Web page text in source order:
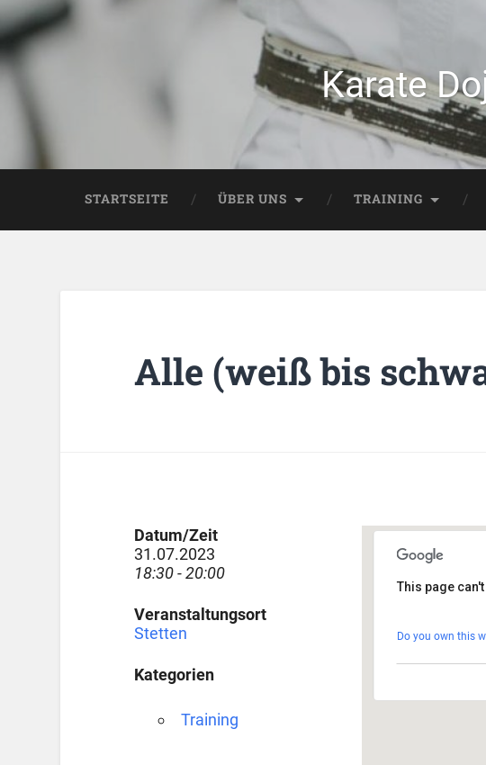
Karate
STARTSEITE ÜBER UNS TRAINING
Alle (weiß bis
This page
Do you own this
Datum/Zeit
31.07.2023
18:30 - 20:00
Veranstaltungsort
Stetten
Kategorien
Training